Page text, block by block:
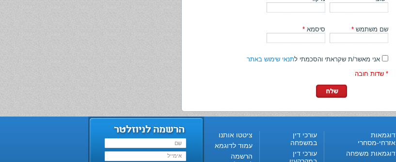
שם משתמש * סיסמא *
אני מאשר/ת שקראתי והסכמתי לתנאי שימוש באתר
* שדות חובה
דוגמאות
אזרחי-מסחרי
דוגמאות משפחה
עורכי דין
במשפחה
עורכי דין
ציטטו אותנו
עמוד לדוגמא
הרשמה